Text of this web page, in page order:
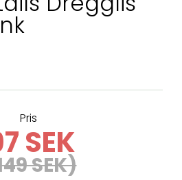
Pris
SEK
SEK)